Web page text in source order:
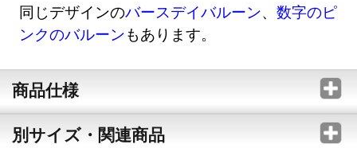
同じデザインのバースデイバルーン、数字のピ
ンクのバルーンもあります。
商品仕様
別サイズ・関連商品